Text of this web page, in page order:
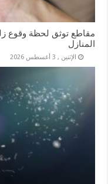
مقاطع توثق لحظة وقوع
المنازل
الإثنين , 3 أغسطس 2026